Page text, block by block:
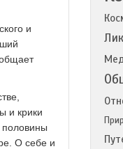
и
и крики
половины
О себе и